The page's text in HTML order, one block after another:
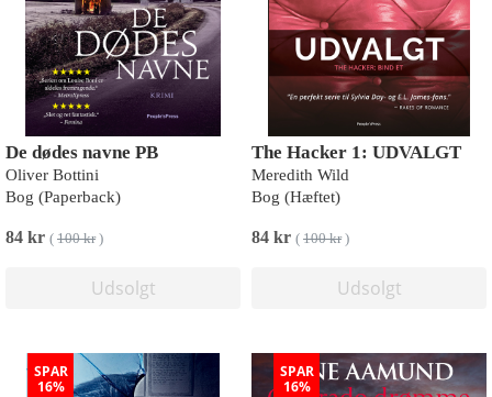
De dødes navne PB
Oliver Bottini
Bog (Paperback)
84 kr ( 100 kr)
Udsolgt
The Hacker 1: UDVALGT
Meredith Wild
Bog (Hæftet)
84 kr ( 100 kr)
Udsolgt
SPAR
16%
SPAR
16%